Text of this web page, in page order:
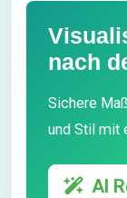
nach
Sichere
und Stil mit
AI